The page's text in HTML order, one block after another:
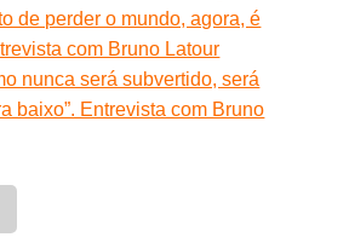
de perder o mundo, agora, é
com Bruno Latour
nunca será subvertido, será
baixo”. Entrevista com Bruno